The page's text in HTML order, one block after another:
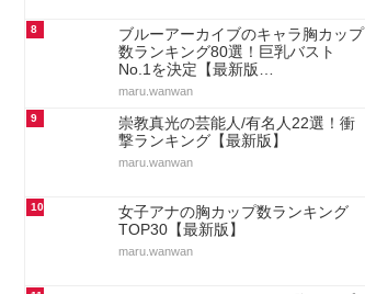
8
ブルーアーカイブのキャラ胸カップ
数ランキング80選！巨乳バスト
No.1を決定【最新版…
maru.wanwan
9
崇教真光の芸能人/有名人22選！衝
撃ランキング【最新版】
maru.wanwan
10
女子アナの胸カップ数ランキング
TOP30【最新版】
maru.wanwan